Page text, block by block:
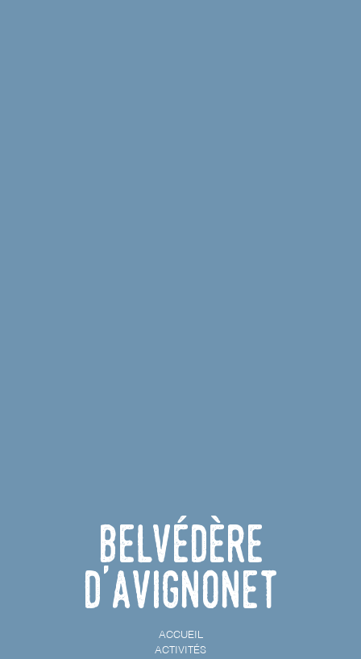
Belvédère
d'Avignonet
ACCUEIL
ACTIVITÉS